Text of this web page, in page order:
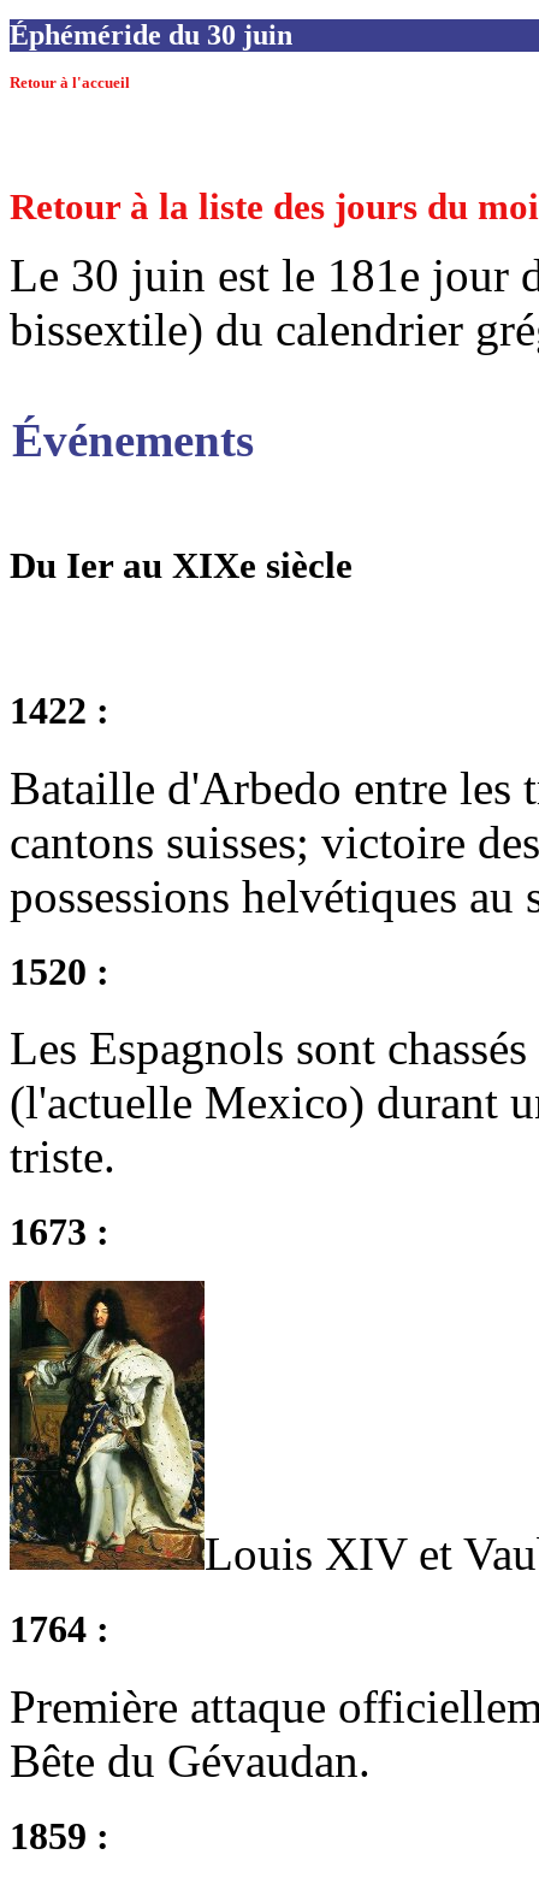
Éphéméride du 30 juin
Retour à l'accueil
Retour à la liste des jours du
Le 30 juin est le 181e jour
bissextile) du calendrier
Événements
Du Ier au XIXe siècle
1422 :
Bataille d'Arbedo entre les
cantons suisses; victoire
possessions helvétiques au
1520 :
Les Espagnols sont
(l'actuelle Mexico) durant
triste.
1673 :
Louis XIV et
1764 :
Première attaque
Bête du Gévaudan.
1859 :